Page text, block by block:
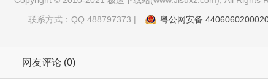
联系方式：QQ 488797373 | 粤公网安备
网友评论 (0)